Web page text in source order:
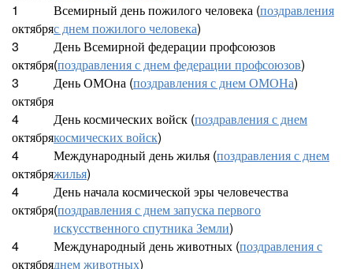
1
октября
Всемирный день пожилого человека (поздравления
с днем пожилого человека)
3
октября
День Всемирной федерации профсоюзов
(поздравления с днем федерации профсоюзов)
3
октября
День ОМОна (поздравления с днем ОМОНа)
4
октября
День космических войск (поздравления с днем
космических войск)
4
октября
Международный день жилья (поздравления с днем
жилья)
4
октября
День начала космической эры человечества
(поздравления с днем запуска первого
искусственного спутника Земли)
4
октября
Международный день животных (поздравления с
днем животных)